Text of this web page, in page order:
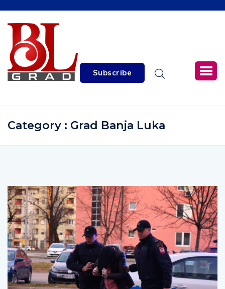
Subscribe
Category : Grad Banja Luka